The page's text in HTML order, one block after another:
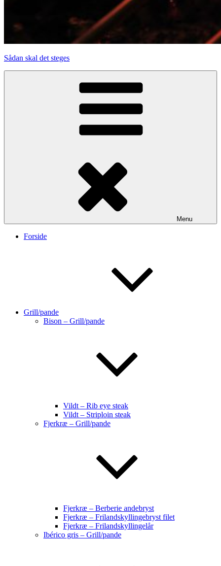
Sådan skal det steges
Menu
Forside
Grill/pande
Bison – Grill/pande
Vildt – Rib eye steak
Vildt – Striploin steak
Fjerkræ – Grill/pande
Fjerkræ – Berberie andebryst
Fjerkræ – Frilandskyllingebryst filet
Fjerkræ – Frilandskyllingelår
Ibérico gris – Grill/pande